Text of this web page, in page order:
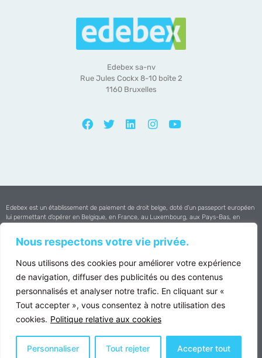
Nous respectons votre vie privée.
Nous utilisons des cookies pour améliorer votre expérience
de navigation, diffuser des publicités ou des contenus
personnalisés et analyser notre trafic. En cliquant sur «
Tout accepter », vous consentez à notre utilisation des
cookies. Politique relative aux cookies
Personnaliser Tout rejeter Accepter tout
Edebex sa-nv
Rue Jules Cockx 8-10 boîte 2
1160 Bruxelles
Edebex est un établissement de paiement de droit belge, doté d’un passeport européen
lui permettant d’opérer en Belgique, en France, au Luxembourg, aux Pays-Bas, en
Edebex est agréée par laBanque Nationale de Belgique
Copyright © 2025 Edebex All Rights Reserved
VAT : BE0502.697.352 | RPM Brussels
Privacy Policy
Règles relatives au paiement par carte de crédit sur la plateforme Edebex